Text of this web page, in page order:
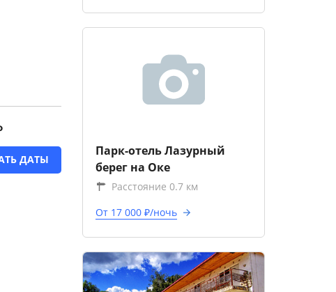
ДАТЫ
Парк-отель Лазурный
берег на Оке
Расстояние 0.7 км
От 17 000 ₽/ночь